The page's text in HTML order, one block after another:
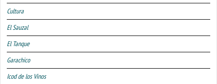
Cultura
El Sauzal
El Tanque
Garachico
Icod de los Vinos